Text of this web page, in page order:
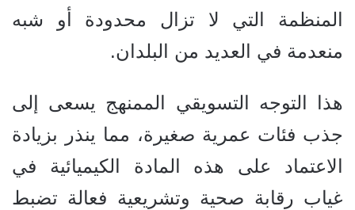
المنظمة التي لا تزال محدودة أو شبه
منعدمة في العديد من البلدان.
هذا التوجه التسويقي الممنهج يسعى إلى
جذب فئات عمرية صغيرة، مما ينذر بزيادة
الاعتماد على هذه المادة الكيميائية في
غياب رقابة صحية وتشريعية فعالة تضبط